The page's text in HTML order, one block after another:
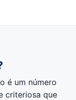
é um número
criteriosa que